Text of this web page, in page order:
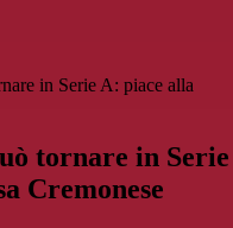
in Serie A: piace alla
tornare in Serie
Cremonese